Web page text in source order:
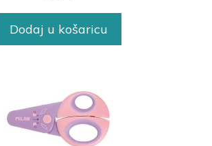
Dodaj u košaricu